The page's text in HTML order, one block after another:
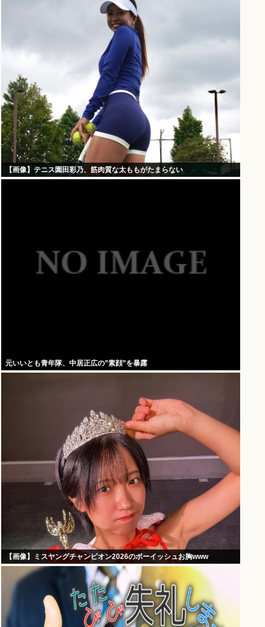
【画像】テニス園田彩乃、筋肉質な太ももがたまらない
元いいとも青年隊、中居正広の”素顔”を暴露
【画像】ミスヤングチャンピオン2026のボーイッシュお胸www